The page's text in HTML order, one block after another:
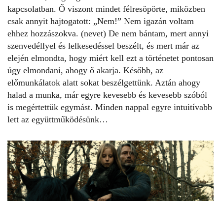
kapcsolatban. Ő viszont mindet félresöpörte, miközben
csak annyit hajtogatott: „Nem!” Nem igazán voltam
ehhez hozzászokva. (nevet) De nem bántam, mert annyi
szenvedéllyel és lelkesedéssel beszélt, és mert már az
elején elmondta, hogy miért kell ezt a történetet pontosan
úgy elmondani, ahogy ő akarja. Később, az
előmunkálatok alatt sokat beszélgettünk. Aztán ahogy
halad a munka, már egyre kevesebb és kevesebb szóból
is megértettük egymást. Minden nappal egyre intuitívabb
lett az együttműködésünk…